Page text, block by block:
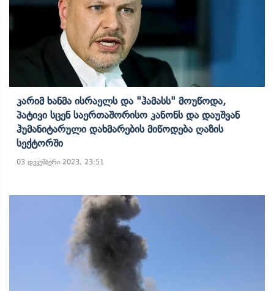
Კარიმ Ხანმა Ისრაელს Და "ჰამასს" Მოუწოდა,
Პატივი Სცენ Საერთაშორისო Კანონს Და Დაუშვან
Ჰუმანიტარული Დახმარების Მიწოდება Ღაზის
Სექტორში
03 დეკემბერი 2023, 23:51